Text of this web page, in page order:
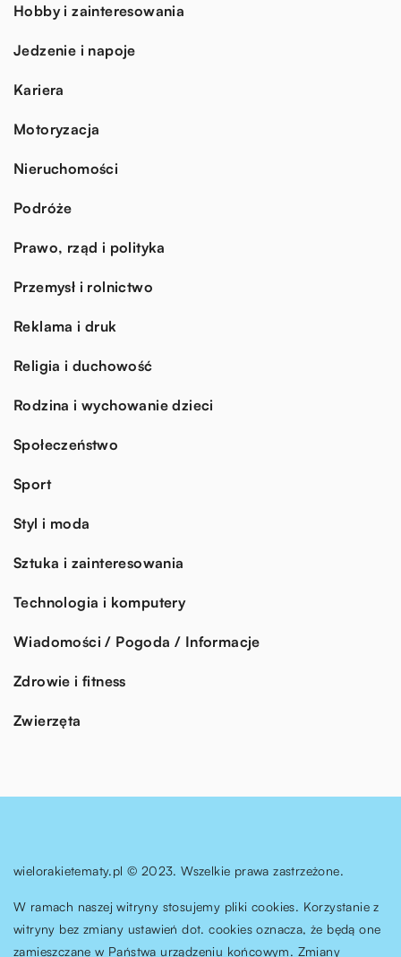
Hobby i zainteresowania
Jedzenie i napoje
Kariera
Motoryzacja
Nieruchomości
Podróże
Prawo, rząd i polityka
Przemysł i rolnictwo
Reklama i druk
Religia i duchowość
Rodzina i wychowanie dzieci
Społeczeństwo
Sport
Styl i moda
Sztuka i zainteresowania
Technologia i komputery
Wiadomości / Pogoda / Informacje
Zdrowie i fitness
Zwierzęta
wielorakietematy.pl © 2023. Wszelkie prawa zastrzeżone.
W ramach naszej witryny stosujemy pliki cookies. Korzystanie z
witryny bez zmiany ustawień dot. cookies oznacza, że będą one
zamieszczane w Państwa urządzeniu końcowym. Zmiany